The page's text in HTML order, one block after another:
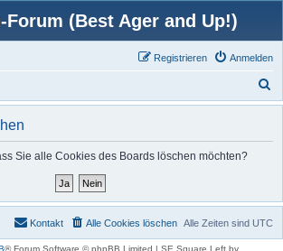
Forum (Best Ager and Up!)
Anmelden
Registrieren
u
Sie alle Cookies des Boards löschen möchten?
Alle Zeiten sind UTC
Alle Cookies löschen
Kontakt
® Forum Software © phpBB Limited | SE Square Left by